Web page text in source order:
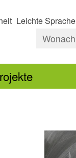
Leichte Sprache